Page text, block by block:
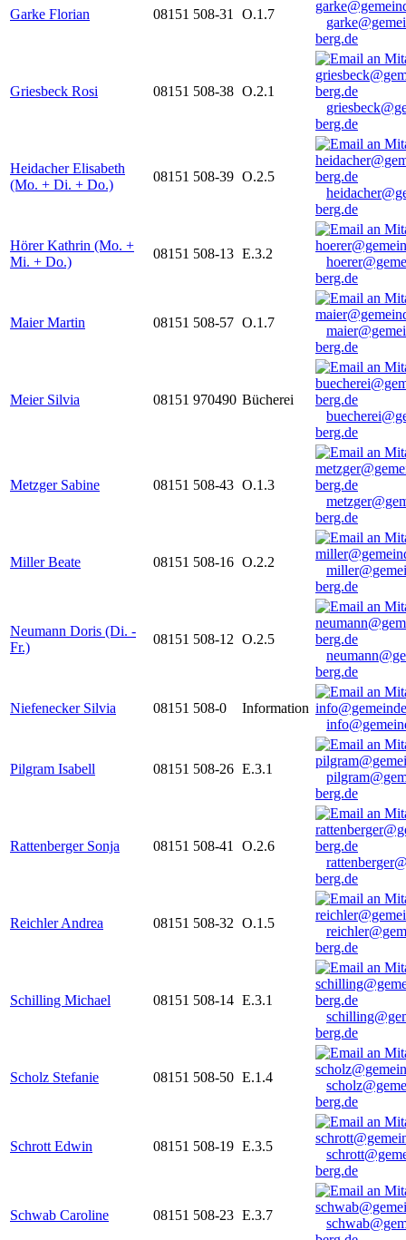
Garke Florian 08151 508-31 O.1.7
berg.de
Griesbeck Rosi 08151 508-38 O.2.1
berg.de
Heidacher Elisabeth
(Mo. + Di. + Do.)
08151 508-39 O.2.5
berg.de
Hörer Kathrin (Mo. +
Mi. + Do.)
08151 508-13 E.3.2
berg.de
Maier Martin 08151 508-57 O.1.7
berg.de
Meier Silvia 08151 970490 Bücherei
berg.de
Metzger Sabine 08151 508-43 O.1.3
berg.de
Miller Beate 08151 508-16 O.2.2
berg.de
Neumann Doris (Di. -
Fr.)
08151 508-12 O.2.5
berg.de
Niefenecker Silvia 08151 508-0
Information
Pilgram Isabell 08151 508-26 E.3.1
berg.de
Rattenberger Sonja 08151 508-41
O.2.6
berg.de
Reichler Andrea 08151 508-32 O.1.5
berg.de
Schilling Michael 08151 508-14 E.3.1
berg.de
Scholz Stefanie 08151 508-50 E.1.4
berg.de
Schrott Edwin 08151 508-19 E.3.5
berg.de
Schwab Caroline 08151 508-23 E.3.7